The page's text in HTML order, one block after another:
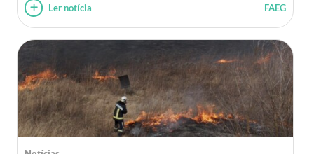
Ler notícia FAEG